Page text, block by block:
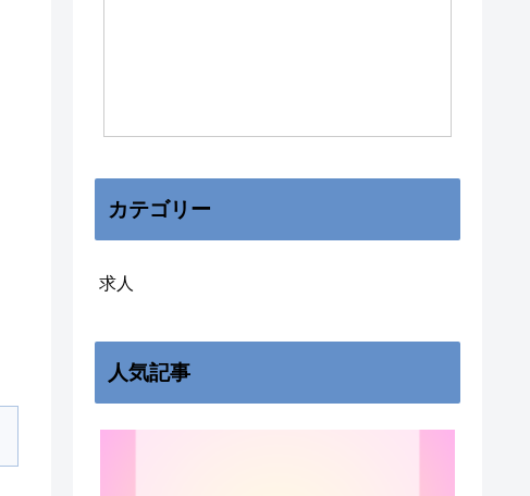
カテゴリー
求人
人気記事